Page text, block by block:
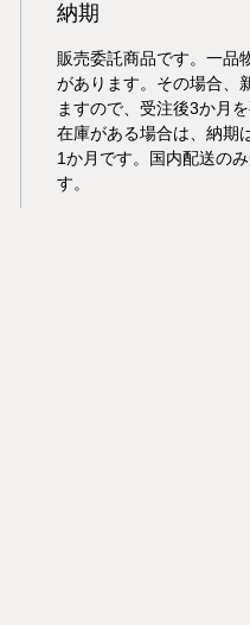
納期
販売委託商品です。一品
があります。その場合、
ますので、受注後3か月を
在庫がある場合は、納期
1か月です。国内配送の
す。